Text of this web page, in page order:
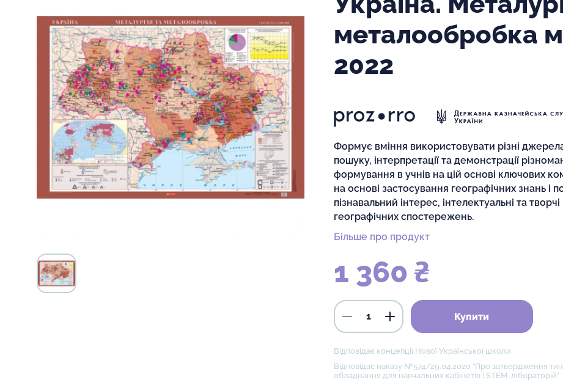
металообробка
2022
Формує вміння використовувати різні
пошуку, інтерпретації та демонстрації
формування в учнів на цій основі ключових
на основі застосування географічних знань і
пізнавальний інтерес, інтелектуальні та
географічних спостережень.
Більше про продукт
1 360 ₴
Купити
Відповідає концепції Нової Української школи
Відповідає наказу №574/29.04.2020 "Про затвердження
обладнання для навчальних кабінетів і STEM-лібораторій"